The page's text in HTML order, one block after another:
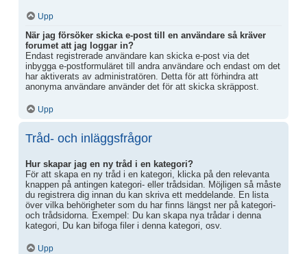
Upp
När jag försöker skicka e-post till en användare så kräver
forumet att jag loggar in?
Endast registrerade användare kan skicka e-post via det
inbygga e-postformuläret till andra användare och endast om det
har aktiverats av administratören. Detta för att förhindra att
anonyma användare använder det för att skicka skräppost.
Upp
Tråd- och inläggsfrågor
Hur skapar jag en ny tråd i en kategori?
För att skapa en ny tråd i en kategori, klicka på den relevanta
knappen på antingen kategori- eller trådsidan. Möjligen så måste
du registrera dig innan du kan skriva ett meddelande. En lista
över vilka behörigheter som du har finns längst ner på kategori-
och trådsidorna. Exempel: Du kan skapa nya trådar i denna
kategori, Du kan bifoga filer i denna kategori, osv.
Upp